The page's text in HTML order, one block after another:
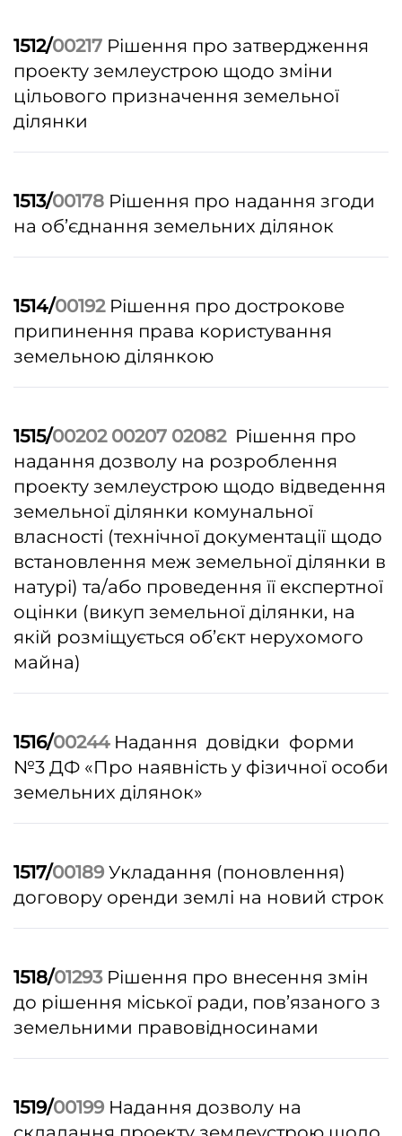
1512/00217 Рішення про затвердження
проекту землеустрою щодо зміни
цільового призначення земельної
ділянки
1513/00178 Рішення про надання згоди
на об’єднання земельних ділянок
1514/00192Рішення про дострокове
припинення права користування
земельною ділянкою
1515/00202 00207 02082 Рішення про
надання дозволу на розроблення
проекту землеустрою щодо відведення
земельної ділянки комунальної
власності (технічної документації щодо
встановлення меж земельної ділянки в
натурі) та/або проведення її експертної
оцінки (викуп земельної ділянки, на
якій розміщується об’єкт нерухомого
майна)
1516/00244Надання довідки форми
№3 ДФ «Про наявність у фізичної особи
земельних ділянок»
1517/00189 Укладання (поновлення)
договору оренди землі на новий строк
1518/01293Рішення про внесення змін
до рішення міської ради, пов’язаного з
земельними правовідносинами
1519/00199 Надання дозволу на